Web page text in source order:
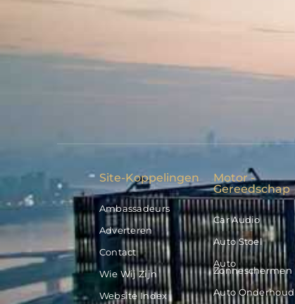
Site-Koppelingen
Ambassadeurs
Adverteren
Contact
Wie Wij Zijn
Website Index
Motor -
Gereedschap
Car Audio
Auto Stoel
Auto
Zonneschermen
Auto Onderhoud